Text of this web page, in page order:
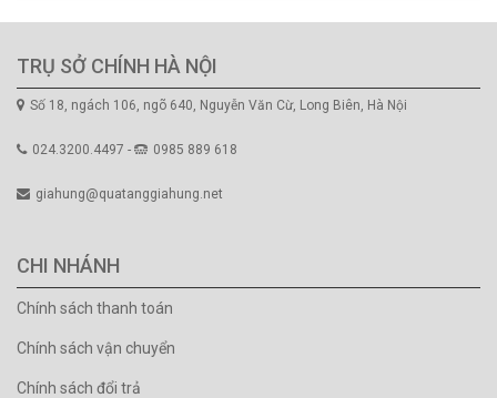
TRỤ SỞ CHÍNH HÀ NỘI
Số 18, ngách 106, ngõ 640, Nguyễn Văn Cừ, Long Biên, Hà Nội
024.3200.4497 - 0985 889 618
giahung@quatanggiahung.net
CHI NHÁNH
Chính sách thanh toán
Chính sách vận chuyển
Chính sách đổi trả